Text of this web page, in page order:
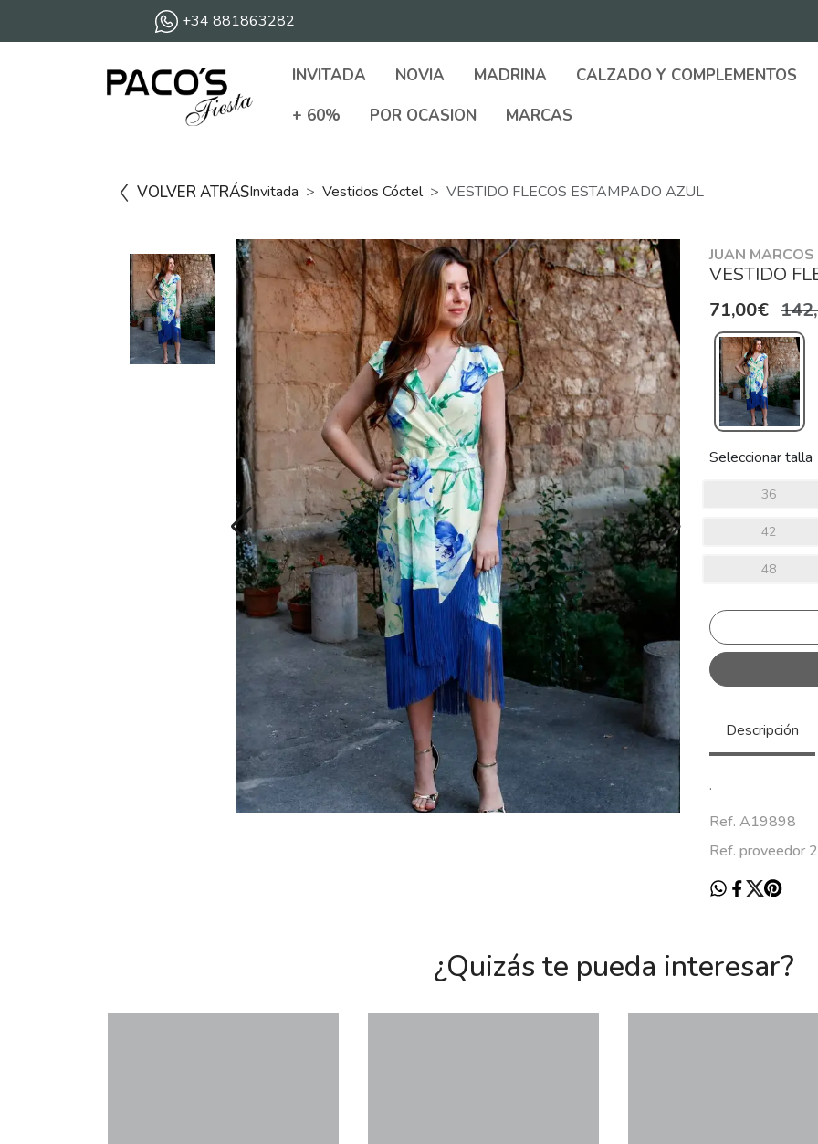
+34 881863282
INVITADA NOVIA MADRINA
CALZADO Y COMPLEMENTOS
+ 60%
POR OCASION MARCAS
VOLVER ATRÁSInvitada Vestidos Cóctel VESTIDO FLECOS ESTAMPADO AZUL
JUAN MARCOS
VESTIDO
71,00€
Seleccionar talla
36
42
48
Descripción
.
Ref. A19898
Ref. proveedor
¿Quizás te pueda interesar?